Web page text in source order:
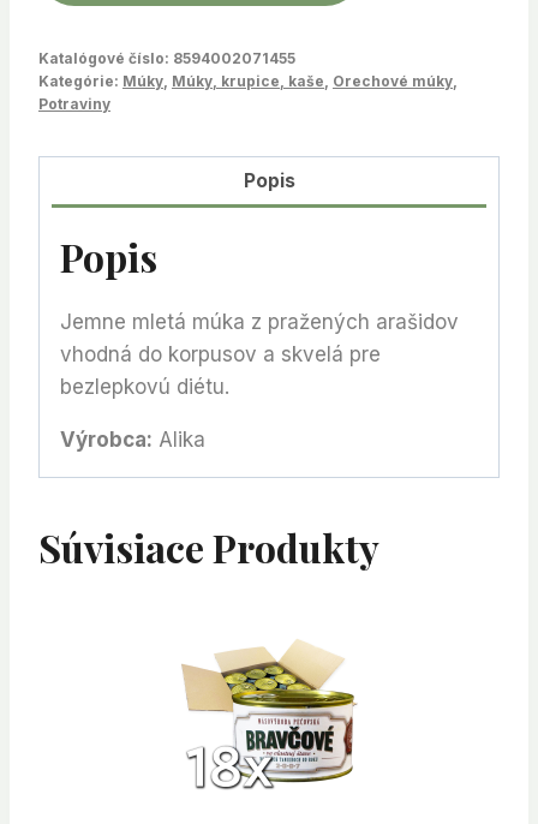
Katalógové číslo: 8594002071455
Kategórie: Múky, Múky, krupice, kaše, Orechové múky,
Potraviny
Popis
Popis
Jemne mletá múka z pražených arašidov
vhodná do korpusov a skvelá pre
bezlepkovú diétu.
Výrobca: Alika
Súvisiace Produkty